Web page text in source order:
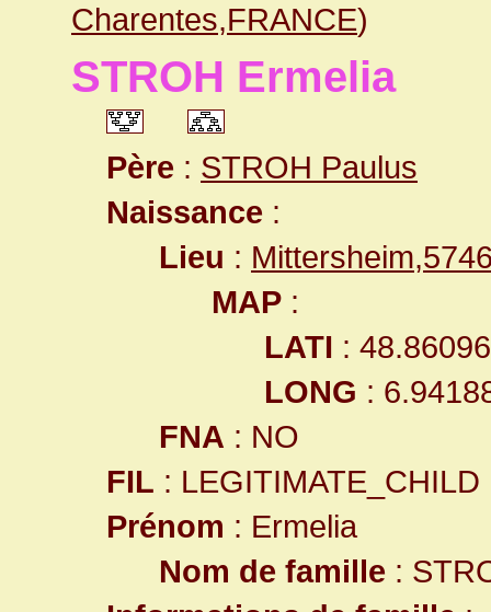
Charentes,FRANCE)
STROH Ermelia
Père : STROH Paulus
Naissance :
Lieu :
MAP :
LATI :
LONG :
FNA : NO
FIL : LEGITIMATE_CHILD
Prénom : Ermelia
Nom de famille :